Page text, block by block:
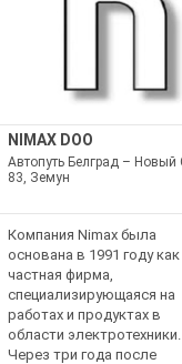
NIMAX DOO
Автопуть Белград – Новый
83, Земун
Компания Nimax была
основана в 1991 году как
частная фирма,
специализирующаяся на
работах и продуктах в
области электротехники.
Через три года после